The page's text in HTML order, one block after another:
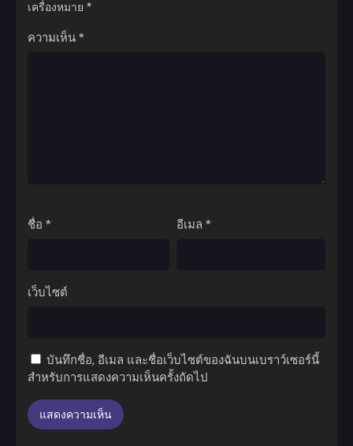
เครื่องหมาย *
ความเห็น *
ชื่อ * อีเมล *
เว็บไซต์
บันทึกชื่อ, อีเมล และชื่อเว็บไซต์ของฉันบนเบราว์เซอร์นี้
สำหรับการแสดงความเห็นครั้งถัดไป